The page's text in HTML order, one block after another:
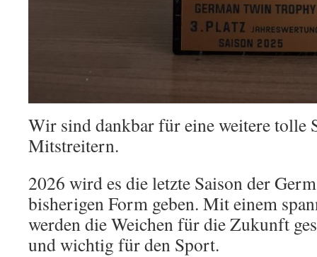
Wir sind dankbar für eine weitere tolle
Mitstreitern.
2026 wird es die letzte Saison der
bisherigen Form geben. Mit einem
werden die Weichen für die Zukunft
und wichtig für den Sport.